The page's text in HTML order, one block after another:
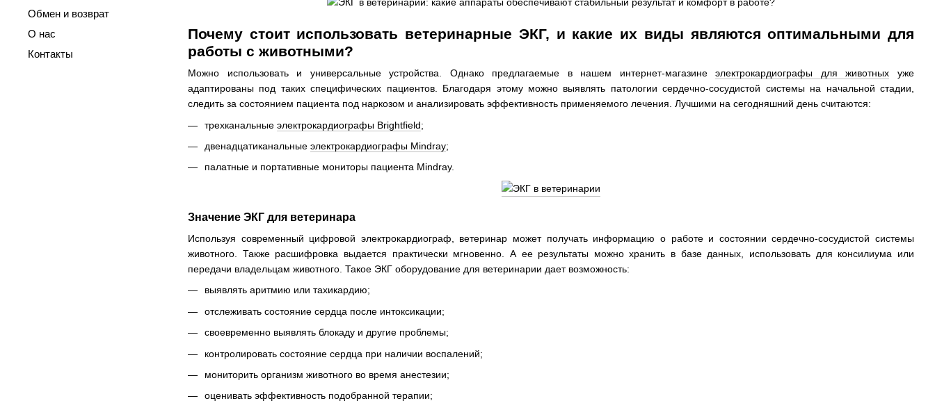
Почему стоит использовать ветеринарные ЭКГ, и какие их виды являются оптимальными для
работы с животными?
Можно использовать и универсальные устройства. Однако предлагаемые в нашем интернет-магазинеэлектрокардиографы для животных уже
адаптированы под таких специфических пациентов. Благодаря этому можно выявлять патологии сердечно-сосудистой системы на начальной стадии,
следить за состоянием пациента под наркозом и анализировать эффективность применяемого лечения. Лучшими на сегодняшний день считаются:
трехканальные электрокардиографы Brightfield;
двенадцатиканальные электрокардиографы Mindray;
палатные и портативные мониторы пациента Mindray.
Значение ЭКГ для ветеринара
Используя современный цифровой электрокардиограф, ветеринар может получать информацию о работе и состоянии сердечно-сосудистой системы
животного. Также расшифровка выдается практически мгновенно. А ее результаты можно хранить в базе данных, использовать для консилиума или
передачи владельцам животного. Такое ЭКГ оборудование для ветеринарии дает возможность:
выявлять аритмию или тахикардию;
отслеживать состояние сердца после интоксикации;
своевременно выявлять блокаду и другие проблемы;
контролировать состояние сердца при наличии воспалений;
мониторить организм животного во время анестезии;
оценивать эффективность подобранной терапии;
Обмен и возврат
О нас
Контакты